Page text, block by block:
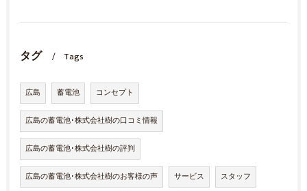
タグ Tags
広島 蓄電池 コンセプト
広島の蓄電池･株式会社樹の口コミ情報
広島の蓄電池･株式会社樹の評判
広島の蓄電池･株式会社樹のお客様の声 サービス スタッフ